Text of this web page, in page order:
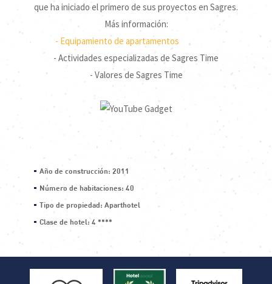
que ha iniciado el primero de sus proyectos en Sagres.
Más información:
- Equipamiento de apartamentos
- Actividades especializadas de Sagres Time
- Valores de Sagres Time
Año de construcción: 2011
Número de habitaciones: 40
Tipo de propiedad: Aparthotel
Clase de hotel: 4 ****